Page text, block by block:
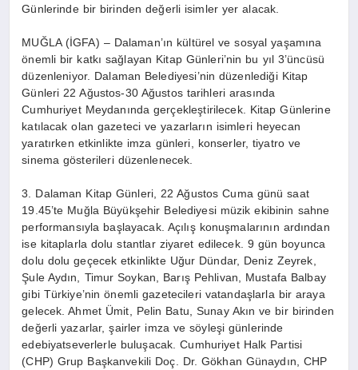
Günlerinde bir birinden değerli isimler yer alacak.
MUĞLA (İGFA) – Dalaman’ın kültürel ve sosyal yaşamına
önemli bir katkı sağlayan Kitap Günleri’nin bu yıl 3’üncüsü
düzenleniyor. Dalaman Belediyesi’nin düzenlediği Kitap
Günleri 22 Ağustos-30 Ağustos tarihleri arasında
Cumhuriyet Meydanında gerçekleştirilecek. Kitap Günlerine
katılacak olan gazeteci ve yazarların isimleri heyecan
yaratırken etkinlikte imza günleri, konserler, tiyatro ve
sinema gösterileri düzenlenecek.
3. Dalaman Kitap Günleri, 22 Ağustos Cuma günü saat
19.45’te Muğla Büyükşehir Belediyesi müzik ekibinin sahne
performansıyla başlayacak. Açılış konuşmalarının ardından
ise kitaplarla dolu stantlar ziyaret edilecek. 9 gün boyunca
dolu dolu geçecek etkinlikte Uğur Dündar, Deniz Zeyrek,
Şule Aydın, Timur Soykan, Barış Pehlivan, Mustafa Balbay
gibi Türkiye’nin önemli gazetecileri vatandaşlarla bir araya
gelecek. Ahmet Ümit, Pelin Batu, Sunay Akın ve bir birinden
değerli yazarlar, şairler imza ve söyleşi günlerinde
edebiyatseverlerle buluşacak. Cumhuriyet Halk Partisi
(CHP) Grup Başkanvekili Doç. Dr. Gökhan Günaydın, CHP